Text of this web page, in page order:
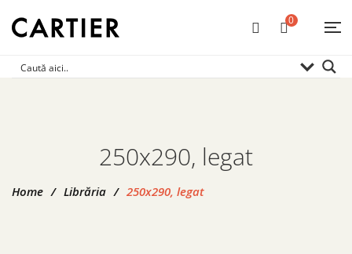
0
250x290, legat
Home / Librăria / 250x290, legat